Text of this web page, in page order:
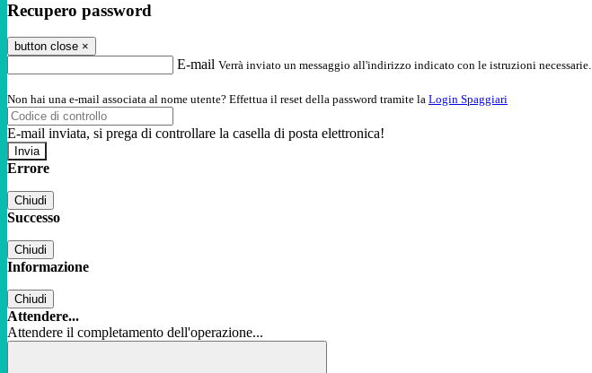
Recupero password
button close ×
E-mail Verrà inviato un messaggio all'indirizzo indicato con le istruzioni necessarie.
Non hai una e-mail associata al nome utente? Effettua il reset della password tramite la Login Spaggiari
E-mail inviata, si prega di controllare la casella di posta elettronica!
Errore
Chiudi
Successo
Chiudi
Informazione
Chiudi
Attendere...
Attendere il completamento dell'operazione...